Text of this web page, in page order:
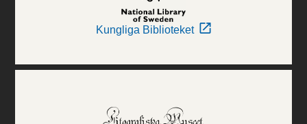
Kungliga Biblioteket